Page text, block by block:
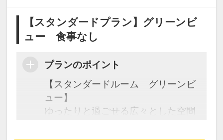
【スタンダードプラン】グリーンビ
ュー 食事なし
プランのポイント
【スタンダードルーム グリーンビ
ュー】
ゆったりと過ごせる広々とした空間